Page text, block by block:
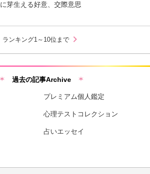
に芽生える好意、交際意思
ランキング1～10位まで chevron_right
過去の記事Archive
プレミアム個人鑑定
心理テストコレクション
占いエッセイ